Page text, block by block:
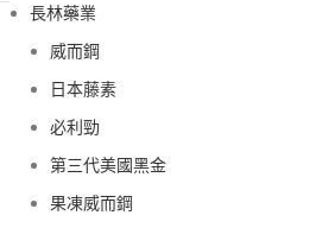
長林藥業
威而鋼
日本藤素
必利勁
第三代美國黑金
果凍威而鋼